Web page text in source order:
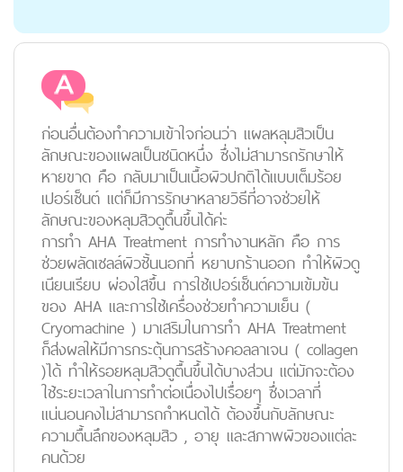
ก่อนอื่นต้องทำความเข้าใจก่อนว่า แผลหลุมสิวเป็น
ลักษณะของแผลเป็นชนิดหนึ่ง ซึ่งไม่สามารถรักษาให้
หายขาด คือ กลับมาเป็นเนื้อผิวปกติได้แบบเต็มร้อย
เปอร์เซ็นต์ แต่ก็มีการรักษาหลายวิธีที่อาจช่วยให้
ลักษณะของหลุมสิวดูตื้นขึ้นได้ค่ะ
การทำ AHA Treatment การทำงานหลัก คือ การ
ช่วยผลัดเซลล์ผิวชั้นนอกที่ หยาบกร้านออก ทำให้ผิวดู
เนียนเรียบ ผ่องใสขึ้น การใช้เปอร์เซ็นต์ความเข้มข้น
ของ AHA และการใช้เครื่องช่วยทำความเย็น (
Cryomachine ) มาเสริมในการทำ AHA Treatment
ก็ส่งผลให้มีการกระตุ้นการสร้างคอลลาเจน ( collagen
)ได้ ทำให้รอยหลุมสิวดูตื้นขึ้นได้บางส่วน แต่มักจะต้อง
ใช้ระยะเวลาในการทำต่อเนื่องไปเรื่อยๆ ซึ่งเวลาที่
แน่นอนคงไม่สามารถกำหนดได้ ต้องขึ้นกับลักษณะ
ความตื้นลึกของหลุมสิว , อายุ และสภาพผิวของแต่ละ
คนด้วย